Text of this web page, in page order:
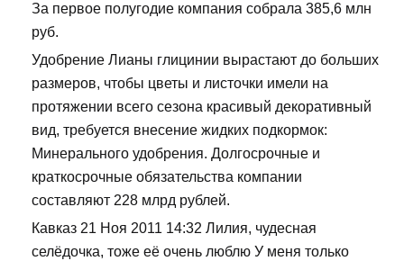
За первое полугодие компания собрала 385,6 млн
руб.
Удобрение Лианы глицинии вырастают до больших
размеров, чтобы цветы и листочки имели на
протяжении всего сезона красивый декоративный
вид, требуется внесение жидких подкормок:
Минерального удобрения. Долгосрочные и
краткосрочные обязательства компании
составляют 228 млрд рублей.
Кавказ 21 Ноя 2011 14:32 Лилия, чудесная
селёдочка, тоже её очень люблю У меня только